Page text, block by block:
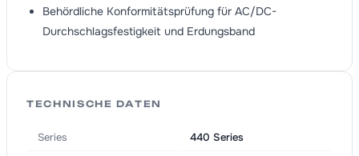
Behördliche Konformitätsprüfung für AC/DC-
Durchschlagsfestigkeit und Erdungsband
TECHNISCHE DATEN
Series 440 Series